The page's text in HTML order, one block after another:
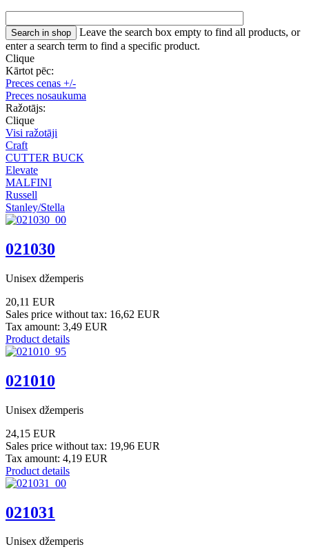
Leave the search box empty to find all products, or
enter a search term to find a specific product.
Clique
Kārtot pēc:
Preces cenas +/-
Preces nosaukuma
Ražotājs:
Clique
Visi ražotāji
Craft
CUTTER BUCK
Elevate
MALFINI
Russell
Stanley/Stella
021030
Unisex džemperis
20,11 EUR
Sales price without tax: 16,62 EUR
Tax amount: 3,49 EUR
Product details
021010
Unisex džemperis
24,15 EUR
Sales price without tax: 19,96 EUR
Tax amount: 4,19 EUR
Product details
021031
Unisex džemperis